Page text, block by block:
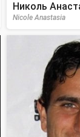
Николь
Nicole Anastasia